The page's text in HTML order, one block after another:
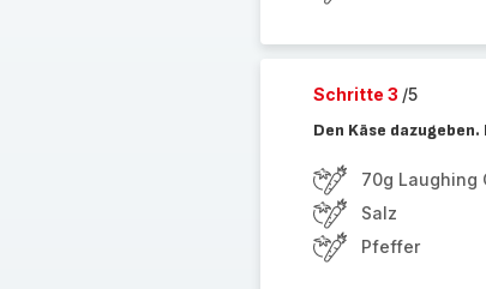
Schritte 3 /5
Den Käse
70g Laughing
Salz
Pfeffer